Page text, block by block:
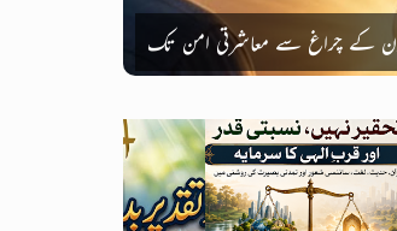
کے چراغ سے معاشرتی امن تک